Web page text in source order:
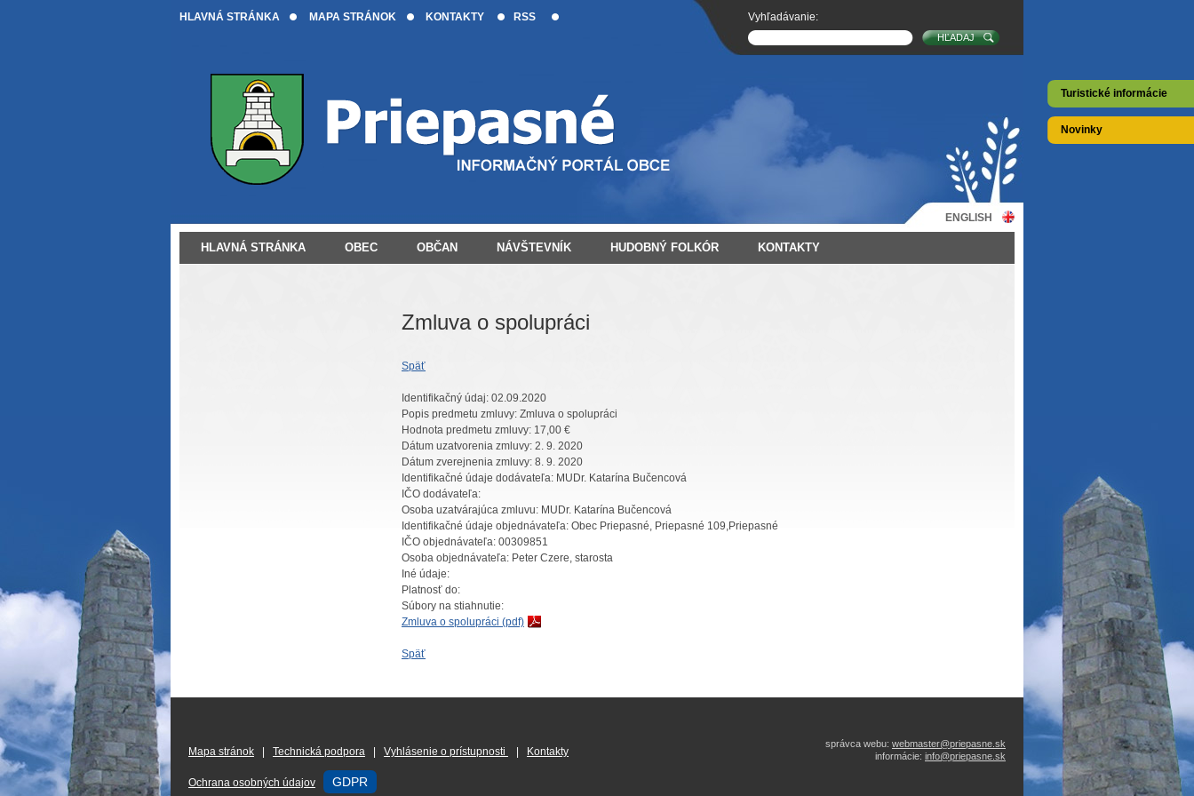
Turistické informácie
Novinky
HLAVNÁ STRÁNKA MAPA STRÁNOK KONTAKTY RSS Vyhľadávanie:
ENGLISH
HLAVNÁ STRÁNKA OBEC OBČAN NÁVŠTEVNÍK HUDOBNÝ FOLKÓR KONTAKTY
Zmluva o spolupráci
Späť
Identifikačný údaj: 02.09.2020
Popis predmetu zmluvy: Zmluva o spolupráci
Hodnota predmetu zmluvy: 17,00 €
Dátum uzatvorenia zmluvy: 2. 9. 2020
Dátum zverejnenia zmluvy: 8. 9. 2020
Identifikačné údaje dodávateľa: MUDr. Katarína Bučencová
IČO dodávateľa:
Osoba uzatvárajúca zmluvu: MUDr. Katarína Bučencová
Identifikačné údaje objednávateľa: Obec Priepasné, Priepasné 109,Priepasné
IČO objednávateľa: 00309851
Osoba objednávateľa: Peter Czere, starosta
Iné údaje:
Platnosť do:
Súbory na stiahnutie:
Zmluva o spolupráci (pdf)
Späť
Mapa stránok Technická podpora Vyhlásenie o prístupnosti Kontakty
Ochrana osobných údajov GDPR
správca webu: webmaster@priepasne.sk
informácie: info@priepasne.sk